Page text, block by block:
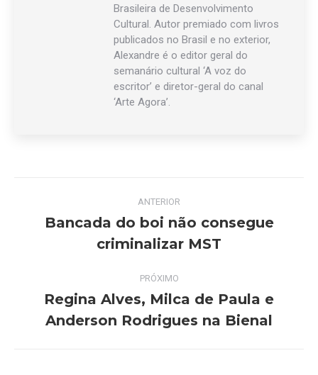
Brasileira de Desenvolvimento
Cultural. Autor premiado com livros
publicados no Brasil e no exterior,
Alexandre é o editor geral do
semanário cultural ‘A voz do
escritor’ e diretor-geral do canal
‘Arte Agora’.
NavegaçãoANTERIOR
anterior:
Bancada do boi não consegue
criminalizar MST
PRÓXIMO
post:
Regina Alves, Milca de Paula e
Anderson Rodrigues na Bienal